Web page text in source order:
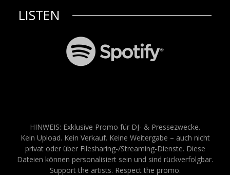
LISTEN
HINWEIS: Exklusive Promo für DJ- & Pressezwecke.
Kein Upload. Kein Verkauf. Keine Weitergabe – auch nicht
privat oder über Filesharing-/Streaming-Dienste. Diese
Dateien können personalisiert sein und sind rückverfolgbar.
Support the artists. Respect the promo.